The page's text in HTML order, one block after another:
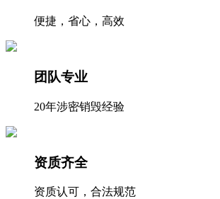
便捷，省心，高效
团队专业
20年涉密销毁经验
资质齐全
资质认可，合法规范